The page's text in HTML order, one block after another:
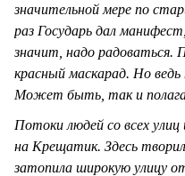
значительной мере по
раз Государь дал
значит, надо радоваться.
красный маскарад. Но
Может быть, так и
Потоки людей со всех улиц
на Крещатик. Здесь
затопила широкую улицу